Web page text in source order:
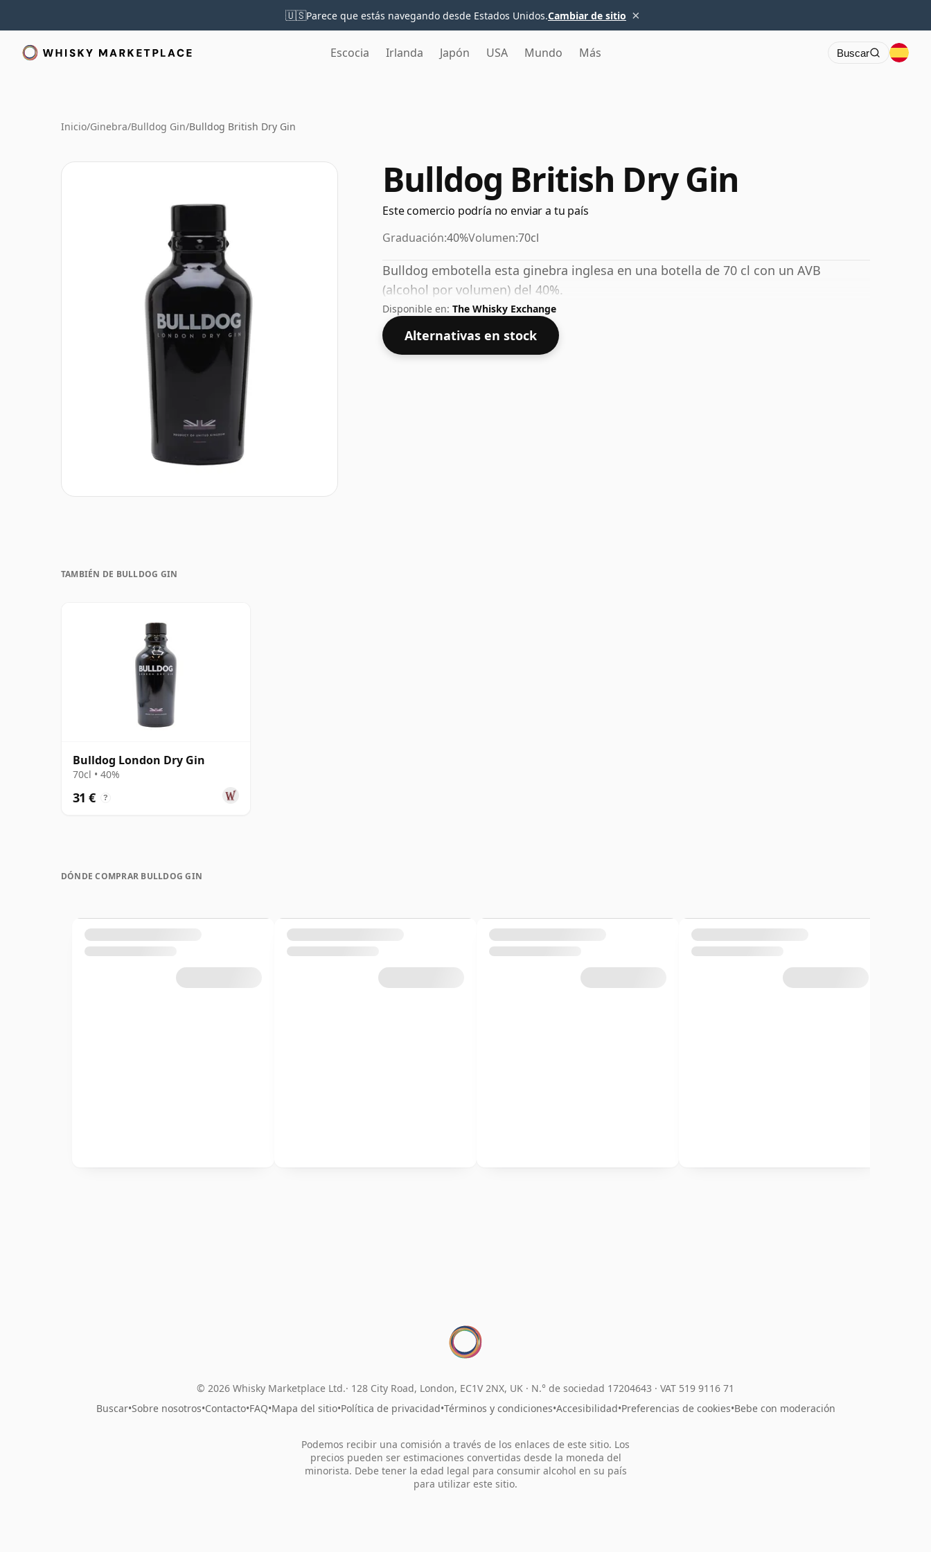
🇺🇸Parece que estás navegando desde Estados Unidos.Cambiar de sitio ×
Escocia Irlanda Japón USA Mundo Más Buscar
Inicio/Ginebra/Bulldog Gin/Bulldog British Dry Gin
Bulldog British Dry Gin
Este comercio podría no enviar a tu país
Graduación:40%Volumen:70cl
Bulldog embotella esta ginebra inglesa en una botella de 70 cl con un AVB
(alcohol por volumen) del 40%.
Disponible en: The Whisky Exchange
Alternativas en stock
TAMBIÉN DE BULLDOG GIN
Bulldog London Dry Gin
70cl • 40%
31 € ?
DÓNDE COMPRAR BULLDOG GIN
© 2026 Whisky Marketplace Ltd. 128 City Road, London, EC1V 2NX, UK · N.° de sociedad 17204643 · VAT 519 9116 71
Buscar•Sobre nosotros•Contacto•FAQ•Mapa del sitio•Política de privacidad•Términos y condiciones•Accesibilidad•Preferencias de cookies•Bebe con moderación
Podemos recibir una comisión a través de los enlaces de este sitio. Los
precios pueden ser estimaciones convertidas desde la moneda del
minorista. Debe tener la edad legal para consumir alcohol en su país
para utilizar este sitio.